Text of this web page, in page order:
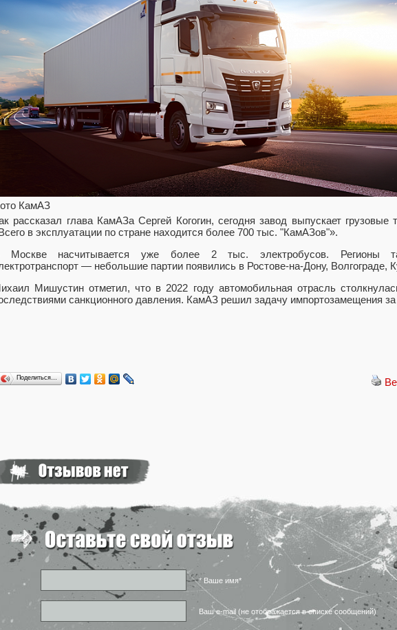
КамАЗ
рассказал глава КамАЗа Сергей Когогин, сегодня завод выпускает грузовые
в эксплуатации по стране находится более 700 тыс. "КамАЗов"».
Москве насчитывается уже более 2 тыс. электробусов. Регионы
— небольшие партии появились в Ростове-на-Дону, Волгограде,
Мишустин отметил, что в 2022 году автомобильная отрасль
санкционного давления. КамАЗ решил задачу импортозамещения за
Поделиться…
* Ваше имя*
Ваш e-mail (не отображается в списке сообщений)